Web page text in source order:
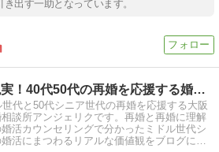
出す一助となっています。
婚活の現実！40代50代の再婚を応援する婚活ブログ
代と50代シニア世代の再婚を応援する大阪
談所アンジェリクです。再婚と再婚に理解
活カウンセリングで分かったミドル世代シ
活にまつわるリアルな価値観をブログに書